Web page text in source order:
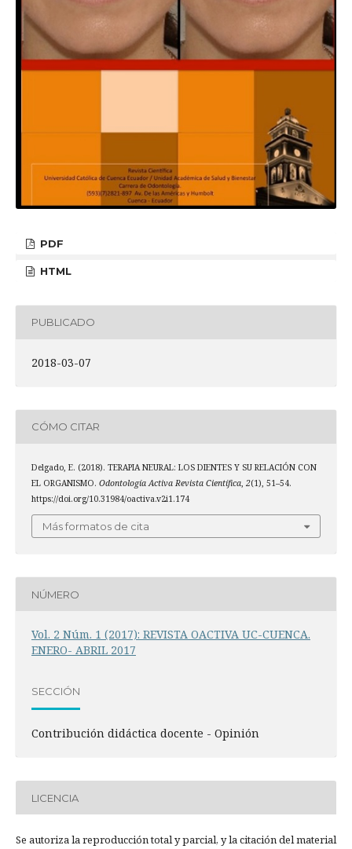
PDF
HTML
PUBLICADO
2018-03-07
CÓMO CITAR
Delgado, E. (2018). TERAPIA NEURAL: LOS DIENTES Y SU RELACIÓN CON
EL ORGANISMO. Odontología Activa Revista Científica, 2(1), 51–54.
https://doi.org/10.31984/oactiva.v2i1.174
Más formatos de cita
NÚMERO
Vol. 2 Núm. 1 (2017): REVISTA OACTIVA UC-CUENCA.
ENERO- ABRIL 2017
SECCIÓN
Contribución didáctica docente - Opinión
LICENCIA
Se autoriza la reproducción total y parcial, y la citación del material